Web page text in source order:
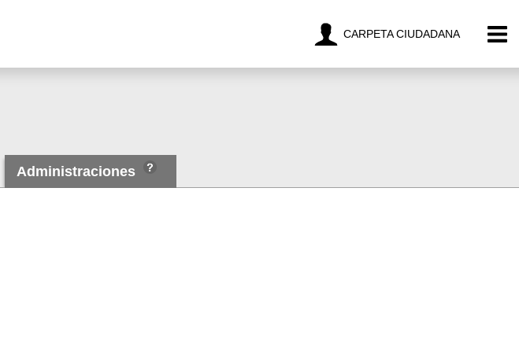
CARPETA CIUDADANA
Administraciones